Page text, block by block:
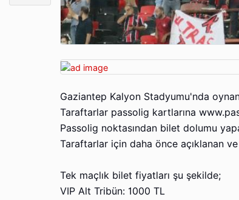
Gaziantep Kalyon Stadyumu'nda
Taraftarlar passolig kartlarına
Passolig noktasından bilet dolumu
Taraftarlar için daha önce açıklanan
Tek maçlık bilet fiyatları şu şekilde;
VIP Alt Tribün: 1000 TL